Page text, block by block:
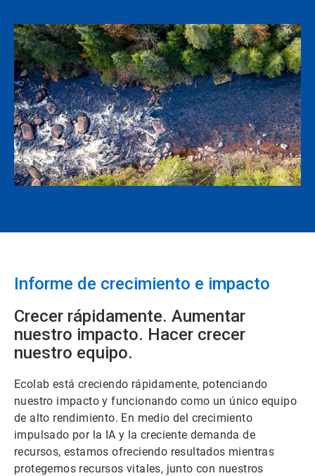
Informe de crecimiento e impacto
Crecer rápidamente. Aumentar
nuestro impacto. Hacer crecer
nuestro equipo.
Ecolab está creciendo rápidamente, potenciando
nuestro impacto y funcionando como un único equipo
de alto rendimiento.​​​​​​​ En medio del crecimiento
impulsado por la IA y la creciente demanda de
recursos, estamos ofreciendo resultados mientras
protegemos recursos vitales, junto con nuestros